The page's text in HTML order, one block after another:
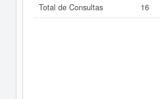
Total de Consultas
16